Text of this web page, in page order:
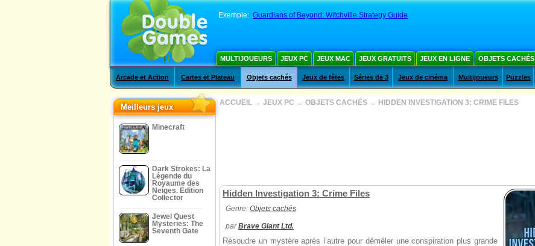
Exemple: Guardians of Beyond: Witchville Strategy Guide
MULTIJOUEURS JEUX PC JEUX MAC JEUX GRATUITS JEUX EN LIGNE OBJETS CACHÉS
Arcade et Action Cartes et Plateau Objets cachés Jeux de fêtes Séries de 3 Jeux de cinéma Multijoueurs Puzzles
Meilleurs jeux
Minecraft
Dark Strokes: La
Légende du
Royaume des
Neiges. Edition
Collector
Jewel Quest
Mysteries: The
Seventh Gate
ACCUEIL → JEUX PC → OBJETS CACHÉS → HIDDEN INVESTIGATION 3: CRIME FILES
Hidden Investigation 3: Crime Files
Genre: Objets cachés
parBrave Giant Ltd.
Résoudre un mystère après l’autre pour démêler une conspiration plus grande